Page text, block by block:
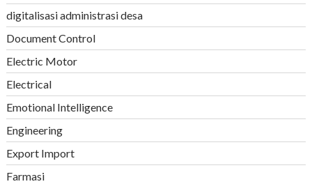
digitalisasi administrasi desa
Document Control
Electric Motor
Electrical
Emotional Intelligence
Engineering
Export Import
Farmasi